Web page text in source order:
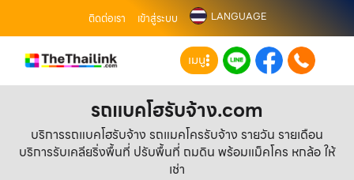
ติดต่อเรา เข้าสู่ระบบ LANGUAGE
เมนู
รถแบคโฮรับจ้าง.com
บริการรถแบคโฮรับจ้าง รถแมคโครรับจ้าง รายวัน รายเดือน
บริการรับเคลียริ่งพื้นที่ ปรับพื้นที่ ถมดิน พร้อมแม็คโคร หกล้อ ให้
เช่า